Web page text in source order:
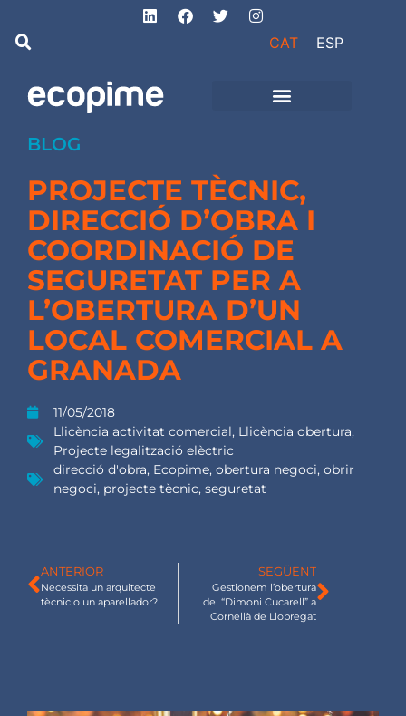
CAT ESP
BLOG
PROJECTE TÈCNIC,
DIRECCIÓ D’OBRA I
COORDINACIÓ DE
SEGURETAT PER A
L’OBERTURA D’UN
LOCAL COMERCIAL A
GRANADA
11/05/2018
Llicència activitat comercial, Llicència obertura,
Projecte legalització elèctric
direcció d'obra, Ecopime, obertura negoci, obrir
negoci, projecte tècnic, seguretat
ANTERIOR
Necessita un arquitecte
tècnic o un aparellador?
SEGÜENT
Gestionem l’obertura
del “Dimoni Cucarell” a
Cornellà de Llobregat